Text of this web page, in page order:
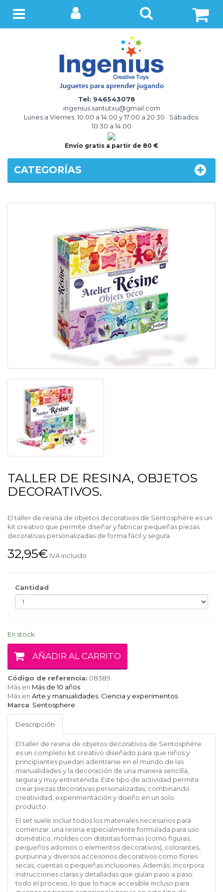
Tel: 946543078
ingenius.santutxu@gmail.com
Lunes a Viernes: 10:00 a 14:00 y 17:00 a 20:30 · Sábados:
10:30 a 14:00
Menú
Envío gratis a partir de 80 €
TALLER DE RESINA, OBJETOS
DECORATIVOS.
El taller de resina de objetos decorativos de Sentosphère es un
kit creativo que permite diseñar y fabricar pequeñas piezas
decorativas personalizadas de forma fácil y segura.
32,95€ IVA incluido
Cantidad
En stock
AÑADIR AL CARRITO
Código de referencia: 08389
Más en Más de 10 años
Más en Arte y manualidades Ciencia y experimentos
Marca: Sentosphere
Descripción
El taller de resina de objetos decorativos de Sentosphère
es un completo kit creativo diseñado para que niños y
principiantes puedan adentrarse en el mundo de las
manualidades y la decoración de una manera sencilla,
segura y muy entretenida. Este tipo de actividad permite
crear piezas decorativas personalizadas, combinando
creatividad, experimentación y diseño en un solo
producto.
El set suele incluir todos los materiales necesarios para
comenzar: una resina especialmente formulada para uso
doméstico, moldes con distintas formas (como figuras,
pequeños adornos o elementos decorativos), colorantes,
purpurina y diversos accesorios decorativos como flores
secas, cuentas o pequeñas inclusiones. Además, incorpora
instrucciones claras y detalladas que guían paso a paso
todo el proceso, lo que lo hace accesible incluso para
CATEGORÍAS